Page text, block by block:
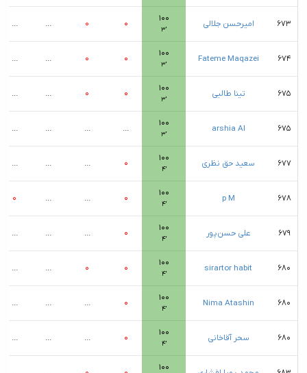
۶۷۳ امیرحسن جلالی ۱۰۰
۳′
۰ ۰ ...
...
۶۷۴ Fateme Maqazei ۱۰۰
۳′
۰ ۰ ...
...
۶۷۵ تینا طالبی ۱۰۰
۳′
۰ ۰ ...
...
۶۷۵ arshia Al ۱۰۰
۳′
...
...
...
...
۶۷۷ سعید حق نظری ۱۰۰
۴′
۰ ...
...
...
۶۷۸ p M ۱۰۰
۴′
۰ ...
... ۰
۶۷۹ علی حسن‌پور ۱۰۰
۴′
۰ ...
...
...
۶۸۰ sirartor habit ۱۰۰
۴′
۰ ۰ ...
...
۶۸۰ Nima Atashin ۱۰۰
۴′
۰ ...
...
...
۶۸۰ سحر آقاخانی ۱۰۰
۴′
۰ ...
...
...
۱۰۰